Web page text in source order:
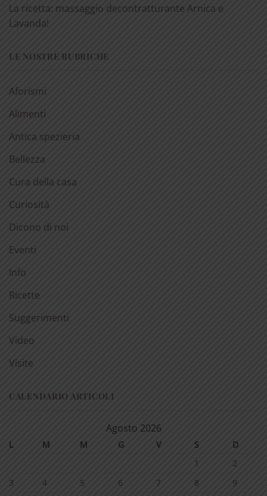
La ricetta: massaggio decontratturante Arnica e
Lavanda!
LE NOSTRE RUBRICHE
Aforismi
Alimenti
Antica spezieria
Bellezza
Cura della casa
Curiosità
Dicono di noi
Eventi
Info
Ricette
Suggerimenti
Video
Visite
CALENDARIO ARTICOLI
Agosto 2026
L M M G V S
D
1
2
3
4 5 6 7 8 9